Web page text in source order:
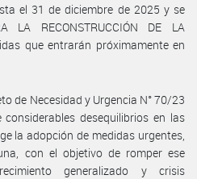
el 31 de diciembre de 2025 y se
LA RECONSTRUCCIÓN DE LA
que entrarán próximamente en
de Necesidad y Urgencia N° 70/23
desequilibrios en las
la adopción de medidas urgentes,
con el objetivo de romper ese
generalizado y crisis